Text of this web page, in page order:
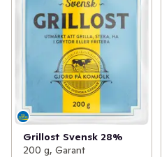
Grillost Svensk 28%
200 g, Garant